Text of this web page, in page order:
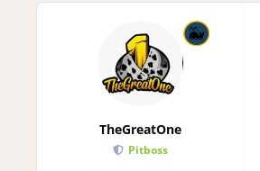
TheGreatOne
Pitboss